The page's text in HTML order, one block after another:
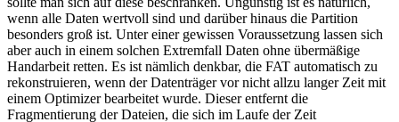
wenn alle Daten wertvoll sind und darüber hinaus die Partition
besonders groß ist. Unter einer gewissen Voraussetzung lassen sich
aber auch in einem solchen Extremfall Daten ohne übermäßige
Handarbeit retten. Es ist nämlich denkbar, die FAT automatisch zu
rekonstruieren, wenn der Datenträger vor nicht allzu langer Zeit mit
einem Optimizer bearbeitet wurde. Dieser entfernt die
Fragmentierung der Dateien, die sich im Laufe der Zeit